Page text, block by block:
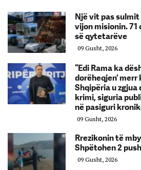
Një vit pas
vijon misionin.
së qytetarëve
09 Gusht, 2026
“Edi Rama ka
dorëheqjen’
Shqipëria u
krimi, siguria
në pasiguri
09 Gusht, 2026
Rrezikonin të
Shpëtohen 2
09 Gusht, 2026